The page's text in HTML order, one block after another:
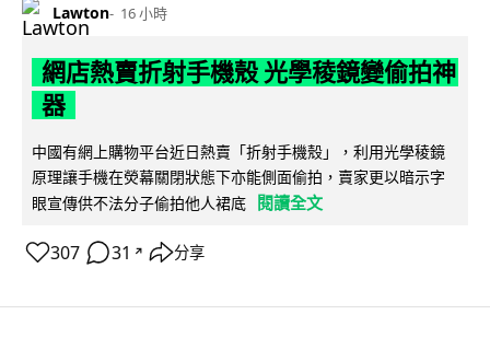
Lawton 16 小時
網店熱賣折射手機殼 光學稜鏡變偷拍神
器
中國有網上購物平台近日熱賣「折射手機殼」，利用光學稜鏡
原理讓手機在熒幕關閉狀態下亦能側面偷拍，賣家更以暗示字
眼宣傳供不法分子偷拍他人裙底
閱讀全文
307 31 ↗ 分享